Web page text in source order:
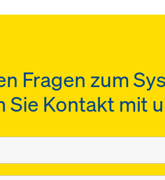
Fragen zum
Sie Kontakt mit